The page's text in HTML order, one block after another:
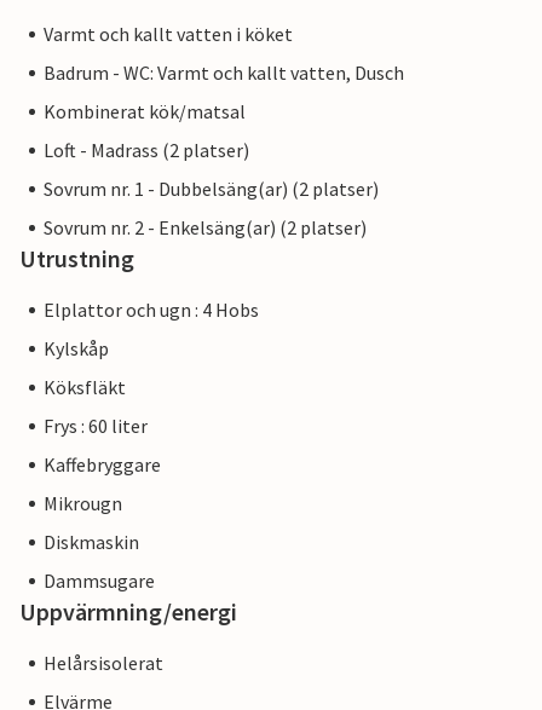
Varmt och kallt vatten i köket
Badrum - WC: Varmt och kallt vatten, Dusch
Kombinerat kök/matsal
Loft - Madrass (2 platser)
Sovrum nr. 1 - Dubbelsäng(ar) (2 platser)
Sovrum nr. 2 - Enkelsäng(ar) (2 platser)
Utrustning
Elplattor och ugn : 4 Hobs
Kylskåp
Köksfläkt
Frys : 60 liter
Kaffebryggare
Mikrougn
Diskmaskin
Dammsugare
Uppvärmning/energi
Helårsisolerat
Elvärme